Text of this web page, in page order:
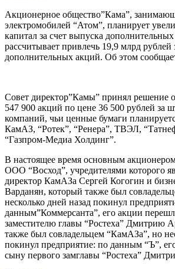
Акционерное общество”Кама”,
электромобилей “Атом”, планирует
капитал за счет выпуска
рассчитывает привлечь 19,9 млрд рублей
дополнительных акций. Об этом
Совет директор”Камы” принял решение
547 900 акций по цене 36 500 рублей за
компаний, чьи ценные бумаги
КамАЗ, “Ротек”, “Ренера”, ТВЭЛ,
“Газпром-Медиа Холдинг”.
В настоящее время основным
ООО “Восход”, учредителями которого
директор КамАЗа Сергей Когогин и
Варданян, который также был
несколько дней назад покинул
данным”Коммерсанта”, его акции
заместителю главы “Ростеха” Дмитрию
также был совладельцем “КамАЗа”, но
покинул предприятие: по данным “Ъ”,
сыну первого замглавы “Ростеха”